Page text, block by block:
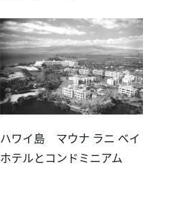
ハワイ島 マウナ ラニ ベイ
ホテルとコンドミニアム